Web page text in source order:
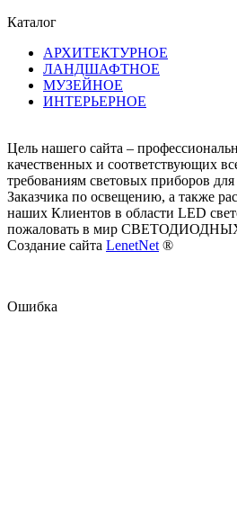
Каталог
АРХИТЕКТУРНОЕ
ЛАНДШАФТНОЕ
МУЗЕЙНОЕ
ИНТЕРЬЕРНОЕ
Цель нашего сайта –
качественных и соответствующих
требованиям световых приборов для
Заказчика по освещению, а также
наших Клиентов в области LED
пожаловать в мир
Создание сайта LenetNet ®
Ошибка